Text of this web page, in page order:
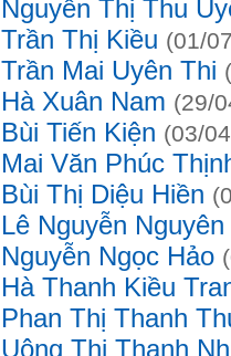
Nguyễn Thị Thu
Trần Thị Kiều (01/
Trần Mai Uyên Thi
Hà Xuân Nam (29/
Bùi Tiến Kiện (03/
Mai Văn Phúc
Bùi Thị Diệu Hiền
Lê Nguyễn
Nguyễn Ngọc Hảo
Hà Thanh Kiều
Phan Thị Thanh
Uông Thị Thanh